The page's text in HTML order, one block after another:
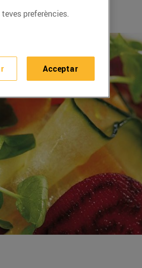
preferències.
Acceptar